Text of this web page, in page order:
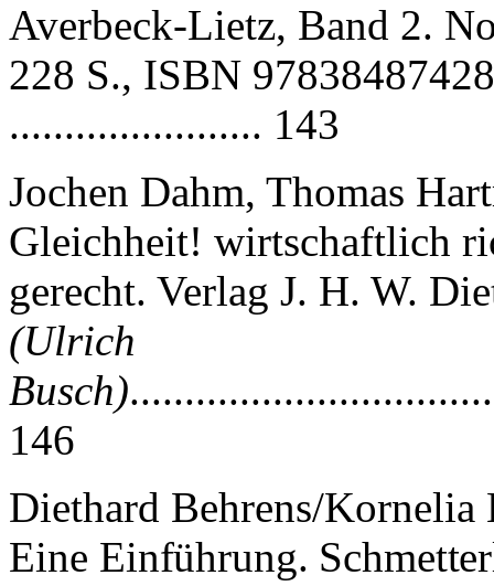
Averbeck-Lietz, Band 2.
228 S., ISBN
....................... 143
Jochen Dahm, Thomas
Gleichheit! wirtschaftlich
gerecht. Verlag J. H. W.
(Ulrich
Busch)
146
Diethard Behrens/Kornelia
Eine Einführung.